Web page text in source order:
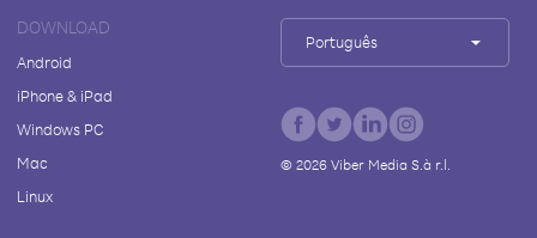
DOWNLOAD
Android
iPhone & iPad
Windows PC
Mac
Linux
Português
© 2026Viber Media S.à r.l.